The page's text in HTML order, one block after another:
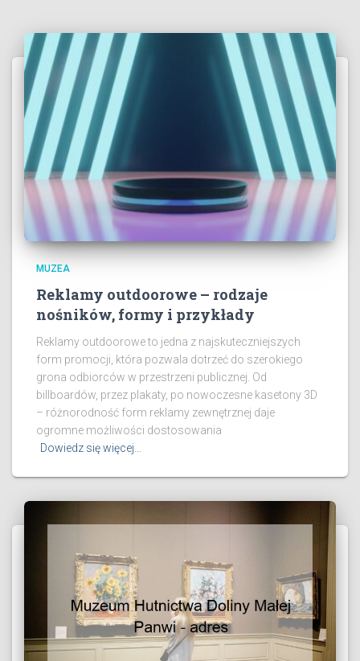
MUZEA
Reklamy outdoorowe – rodzaje
nośników, formy i przykłady
Reklamy outdoorowe to jedna z najskuteczniejszych
form promocji, która pozwala dotrzeć do szerokiego
grona odbiorców w przestrzeni publicznej. Od
billboardów, przez plakaty, po nowoczesne kasetony 3D
– różnorodność form reklamy zewnętrznej daje
ogromne możliwości dostosowania
Dowiedz się więcej…